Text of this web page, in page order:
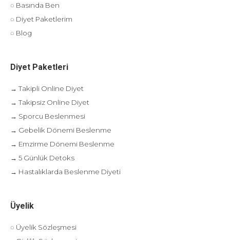
◌ Basında Ben
◌ Diyet Paketlerim
◌ Blog
Diyet Paketleri
→ Takipli Online Diyet
→ Takipsiz Online Diyet
→ Sporcu Beslenmesi
→ Gebelik Dönemi Beslenme
→ Emzirme Dönemi Beslenme
→ 5 Günlük Detoks
→ Hastalıklarda Beslenme Diyeti
Üyelik
◌ Üyelik Sözleşmesi